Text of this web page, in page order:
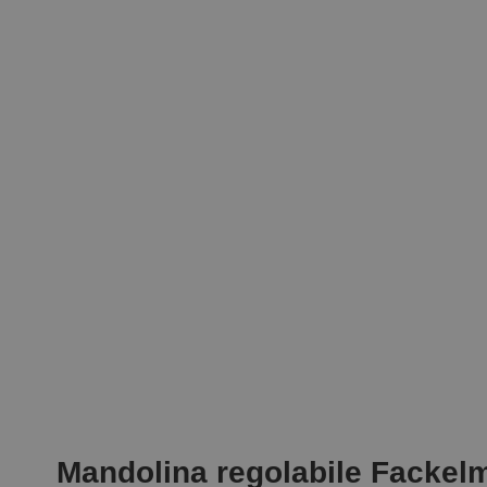
Mandolina regolabile